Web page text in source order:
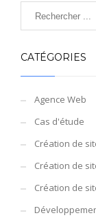
CATÉGORIES
Agence Web
Cas d'étude
Création de
Création de
Création de